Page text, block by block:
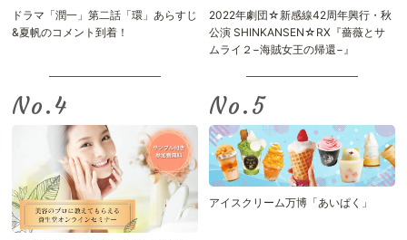
ドラマ「潤一」第二話「環」あらすじ
&夏帆のコメント到着！
2022年劇団☆新感線42周年興行・秋
公演 SHINKANSEN☆RX『薔薇とサ
ムライ２−海賊女王の帰還−』
No. No.
アイスクリーム万博「あいぱく」